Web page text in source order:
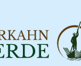
hier: